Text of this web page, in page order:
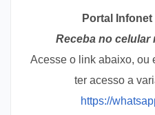
Portal
Receba no celular
Acesse o link abaixo, ou
ter acesso a
https://